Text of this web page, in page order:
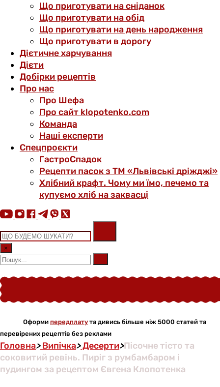
Що приготувати на сніданок
Що приготувати на обід
Що приготувати на день народження
Що приготувати в дорогу
Дієтичне харчування
Дієти
Добірки рецептів
Про нас
Про Шефа
Про сайт klopotenko.com
Команда
Наші експерти
Спецпроєкти
ГастроСпадок
Рецепти пасок з ТМ «Львівські дріжджі»
Хлібний крафт. Чому ми їмо, печемо та
купуємо хліб на заквасці
×
Оформи передплату та дивись більше ніж 5000 статей та
перевірених рецептів без реклами
Головна>Випічка>Десерти>Пісочне тісто та
соковитий ревінь. Пиріг з румбамбаром і
пудингом за рецептом Євгена Клопотенка